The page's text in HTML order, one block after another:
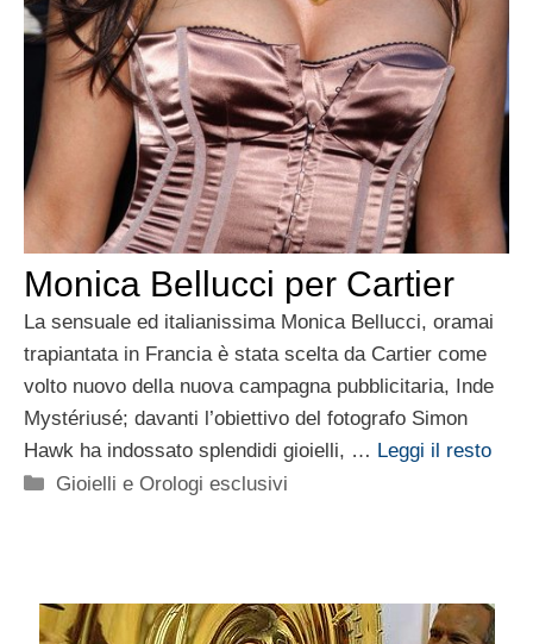
Monica Bellucci per Cartier
La sensuale ed italianissima Monica Bellucci, oramai
trapiantata in Francia è stata scelta da Cartier come
volto nuovo della nuova campagna pubblicitaria, Inde
Mystériusé; davanti l’obiettivo del fotografo Simon
Hawk ha indossato splendidi gioielli, … Leggi il resto
Categorie
Gioielli e Orologi esclusivi